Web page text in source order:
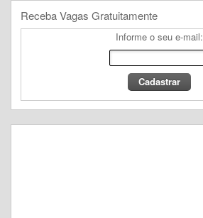
Receba Vagas Gratuitamente
Informe o seu e-mail: